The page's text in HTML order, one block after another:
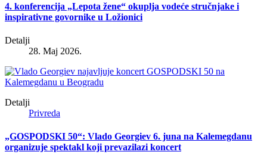
4. konferencija „Lepota žene“ okuplja vodeće stručnjake i
inspirativne govornike u Ložionici
Detalji
28. Maj 2026.
Detalji
Privreda
„GOSPODSKI 50“: Vlado Georgiev 6. juna na Kalemegdanu
organizuje spektakl koji prevazilazi koncert